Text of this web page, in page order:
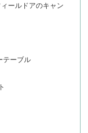
ールドアのキャン
テーブル